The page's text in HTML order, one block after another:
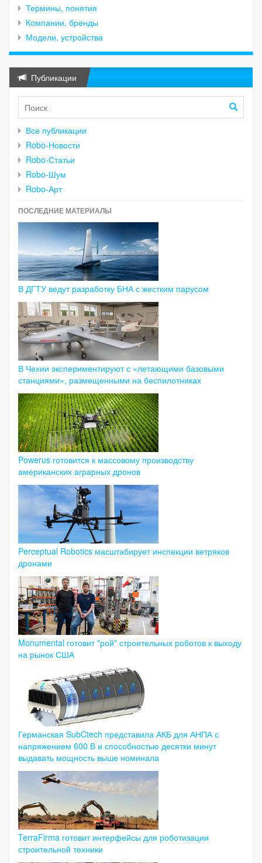
Термины, понятия
Компании, бренды
Модели, устройства
Публикации
Все публикации
Robo-Новости
Robo-Статьи
Robo-Шум
Robo-Арт
ПОСЛЕДНИЕ МАТЕРИАЛЫ
В ДГТУ ведут разработку БНА с жестким парусом
В Чехии экспериментируют с «летающими базовыми
станциями», размещенными на беспилотниках
Powerus готовится к массовому производству
американских аграрных дронов
Perceptual Robotics масштабирует инспекции ветряков
дронами
Monumental готовит "рой" строительных роботов к выходу
на рынок США
Германская SubCtech представила АКБ для АНПА с
напряжением 600 В и способностью десятки минут
выдавать мощность выше номинала
TerraFirma готовит интерфейсы для роботизации
строительной техники